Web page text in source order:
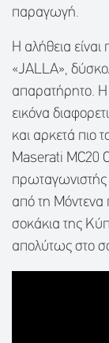
παραγωγή.
Η αλήθεια είναι
«JALLA»,
απαρατήρητο. Η
εικόνα
και αρκετά πιο
Maserati MC20
πρωταγωνιστής
από τη Μόντενα
σοκάκια της
απολύτως στο